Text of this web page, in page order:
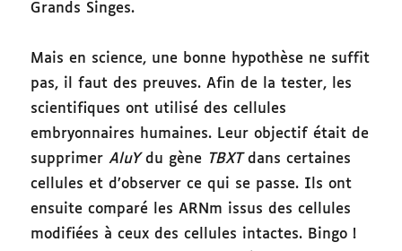
Grands Singes.
Mais en science, une bonne hypothèse ne suffit
pas, il faut des preuves. Afin de la tester, les
scientifiques ont utilisé des cellules
embryonnaires humaines. Leur objectif était de
supprimerAluYdu gène TBXTdans certaines
cellules et d’observer ce qui se passe. Ils ont
ensuite comparé les ARNm issus des cellules
modifiées à ceux des cellules intactes. Bingo !